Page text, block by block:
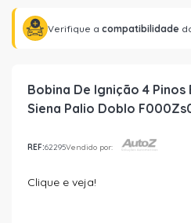
Verifique a compatibilidade
Bobina De Ignição 4 Pinos
Siena Palio Doblo
REF:62295Vendido por:
Clique e veja!